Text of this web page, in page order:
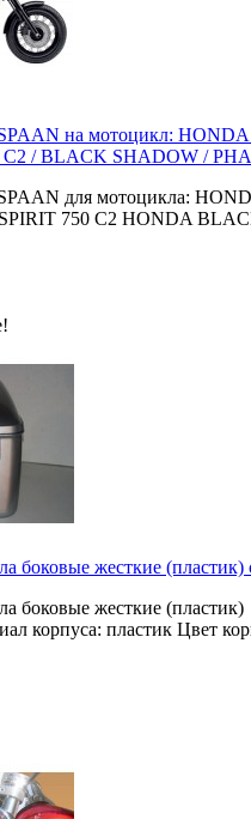
на мотоцикл:
/ BLACK SHADOW /
для мотоцикла:
750 C2 HONDA
боковые жесткие (пластик)
боковые жесткие (пластик)
корпуса: пластик Цвет